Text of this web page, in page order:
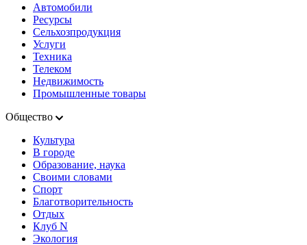
Автомобили
Ресурсы
Сельхозпродукция
Услуги
Техника
Телеком
Недвижимость
Промышленные товары
Общество
Культура
В городе
Образование, наука
Своими словами
Спорт
Благотворительность
Отдых
Клуб N
Экология